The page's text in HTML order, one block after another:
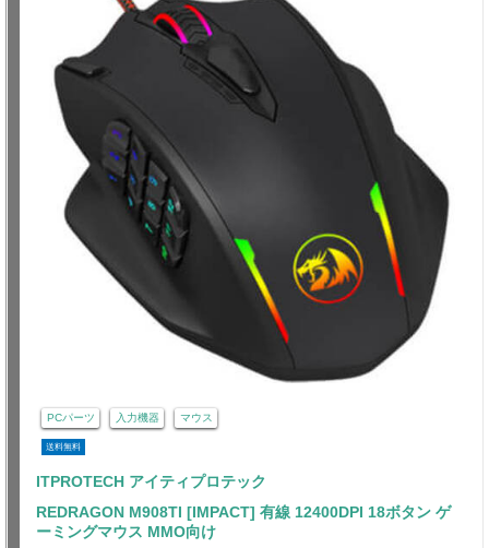
PCパーツ 入力機器 マウス
送料無料
ITPROTECH アイティプロテック
REDRAGON M908TI [IMPACT] 有線 12400DPI 18ボタン ゲ
ーミングマウス MMO向け